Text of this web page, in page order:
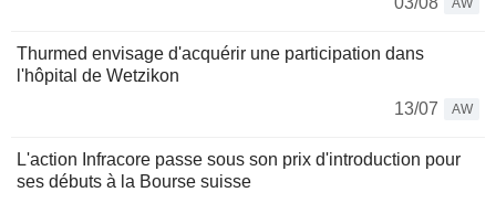
Thurmed envisage d'acquérir une participation dans
l'hôpital de Wetzikon
13/07
AW
L'action Infracore passe sous son prix d'introduction pour
ses débuts à la Bourse suisse